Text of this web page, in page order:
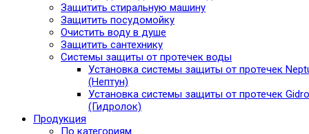
Защитить стиральную машину
Защитить посудомойку
Очистить воду в душе
Защитить сантехнику
Системы защиты от протечек воды
Установка системы защиты от протечек
(Нептун)
Установка системы защиты от протечек
(Гидролок)
Продукция
По категориям